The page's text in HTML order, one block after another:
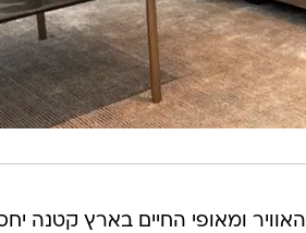
ומאופי החיים בארץ קטנה